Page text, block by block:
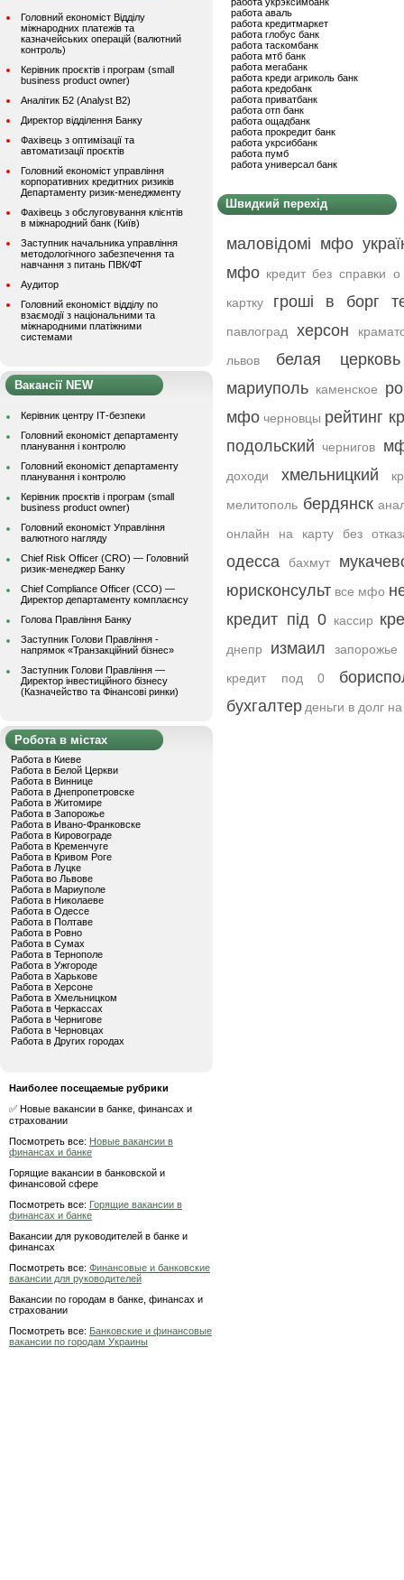
Головний економіст Відділу
міжнародних платежів та
казначейських операцій (валютний
контроль)
Керівник проєктів і програм (small
business product owner)
Аналітик Б2 (Analyst B2)
Директор відділення Банку
Фахівець з оптимізації та
автоматизації проєктів
Головний економіст управління
корпоративних кредитних ризиків
Департаменту ризик-менеджменту
Фахівець з обслуговування клієнтів
в міжнародний банк (Київ)
Заступник начальника управління
методологічного забезпечення та
навчання з питань ПВК/ФТ
Аудитор
Головний економіст відділу по
взаємодії з національними та
міжнародними платіжними
системами
Вакансії NEW
Керівник центру ІТ-безпеки
Головний економіст департаменту
планування і контролю
Головний економіст департаменту
планування і контролю
Керівник проєктів і програм (small
business product owner)
Головний економіст Управління
валютного нагляду
Chief Risk Officer (CRO) — Головний
ризик-менеджер Банку
Chief Compliance Officer (CCO) —
Директор департаменту комплаєнсу
Голова Правління Банку
Заступник Голови Правління -
напрямок «Транзакційний бізнес»
Заступник Голови Правління —
Директор інвестиційного бізнесу
(Казначейство та Фінансові ринки)
Робота в містах
Работа в Киеве
Работа в Белой Церкви
Работа в Виннице
Работа в Днепропетровске
Работа в Житомире
Работа в Запорожье
Работа в Ивано-Франковске
Работа в Кировограде
Работа в Кременчуге
Работа в Кривом Роге
Работа в Луцке
Работа во Львове
Работа в Мариуполе
Работа в Николаеве
Работа в Одессе
Работа в Полтаве
Работа в Ровно
Работа в Сумах
Работа в Тернополе
Работа в Ужгороде
Работа в Харькове
Работа в Херсоне
Работа в Хмельницком
Работа в Черкассах
Работа в Чернигове
Работа в Черновцах
Работа в Других городах
Наиболее посещаемые рубрики
✅ Новые вакансии в банке, финансах и
страховании
Посмотреть все: Новые вакансии в
финансах и банке
Горящие вакансии в банковской и
финансовой сфере
Посмотреть все: Горящие вакансии в
финансах и банке
Вакансии для руководителей в банке и
финансах
Посмотреть все: Финансовые и банковские
вакансии для руководителей
Вакансии по городам в банке, финансах и
страховании
Посмотреть все: Банковские и финансовые
вакансии по городам Украины
работа аваль
работа кредитмаркет
работа глобус банк
работа таскомбанк
работа мтб банк
работа мегабанк
работа креди агриколь банк
работа кредобанк
работа приватбанк
работа отп банк
работа ощадбанк
работа прокредит банк
работа укрсиббанк
работа пумб
работа универсал банк
Швидкий перехід
маловідомі мфо
мфо кредит без справки
картку
гроші в борг
павлоград херсон
львов
белая церковь
мариуполь каменское
мфо черновцы рейтинг
подольский
чернигов
доходи хмельницкий
мелитополь бердянск
онлайн на карту без
одесса бахмут
юрисконсульт все мфо
кредит під 0 кассир
днепр измаил
запорожье
кредит под 0
бухгалтер деньги в долг